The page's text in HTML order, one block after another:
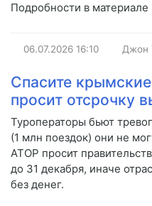
Подробности в
06.07.2026 16:10 Джон
Спасите
просит отсрочку
Туроператоры бьют
(1 млн поездок) они не
АТОР просит
до 31 декабря, иначе
без денег.